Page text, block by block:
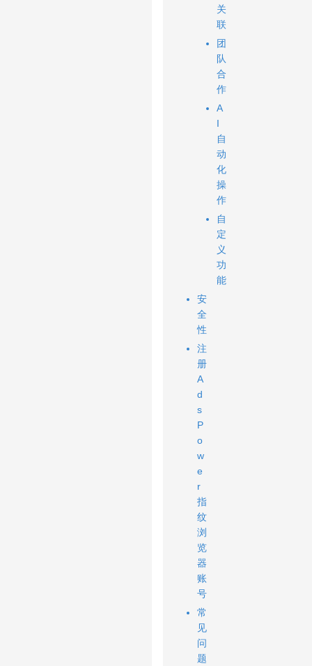
关
联
团
队
合
作
A
I
自
动
化
操
作
自
定
义
功
能
安
全
性
注
册
A
d
s
P
o
w
e
r
指
纹
浏
览
器
账
号
常
见
问
题